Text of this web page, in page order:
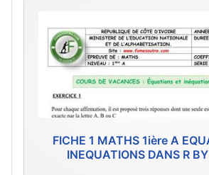
FICHE 1 MATHS 1ière A
INEQUATIONS DANS R